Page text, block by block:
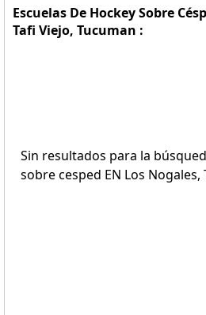
Escuelas De Hockey Sobre
Tafi Viejo, Tucuman :
Sin resultados para la
sobre cesped EN Los Nogales,